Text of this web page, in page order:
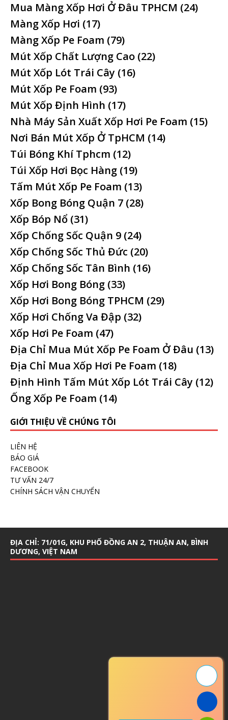
Mua Màng Xốp Hơi Ở Đâu TPHCM (24)
Màng Xốp Hơi (17)
Màng Xốp Pe Foam (79)
Mút Xốp Chất Lượng Cao (22)
Mút Xốp Lót Trái Cây (16)
Mút Xốp Pe Foam (93)
Mút Xốp Định Hình (17)
Nhà Máy Sản Xuất Xốp Hơi Pe Foam (15)
Nơi Bán Mút Xốp Ở TpHCM (14)
Túi Bóng Khí Tphcm (12)
Túi Xốp Hơi Bọc Hàng (19)
Tấm Mút Xốp Pe Foam (13)
Xốp Bong Bóng Quận 7 (28)
Xốp Bóp Nổ (31)
Xốp Chống Sốc Quận 9 (24)
Xốp Chống Sốc Thủ Đức (20)
Xốp Chống Sốc Tân Bình (16)
Xốp Hơi Bong Bóng (33)
Xốp Hơi Bong Bóng TPHCM (29)
Xốp Hơi Chống Va Đập (32)
Xốp Hơi Pe Foam (47)
Địa Chỉ Mua Mút Xốp Pe Foam Ở Đâu (13)
Địa Chỉ Mua Xốp Hơi Pe Foam (18)
Định Hình Tấm Mút Xốp Lót Trái Cây (12)
Ống Xốp Pe Foam (14)
GIỚI THIỆU VỀ CHÚNG TÔI
LIÊN HỆ
BÁO GIÁ
FACEBOOK
TƯ VẤN 24/7
CHÍNH SÁCH VẬN CHUYỂN
ĐỊA CHỈ: 71/01G, KHU PHỐ ĐỒNG AN 2, THUẬN AN, BÌNH
DƯƠNG, VIỆT NAM